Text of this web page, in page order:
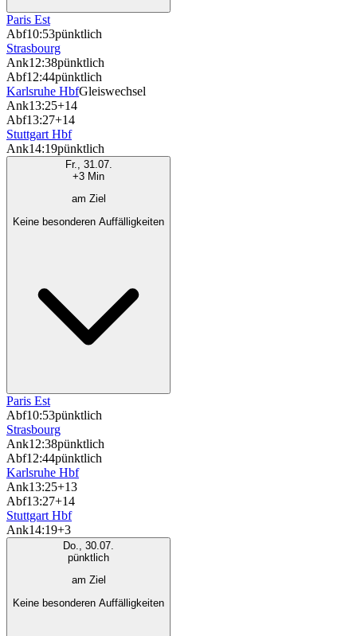
Paris Est
Abf10:53pünktlich
Strasbourg
Ank12:38pünktlich
Abf12:44pünktlich
Karlsruhe HbfGleiswechsel
Ank13:25+14
Abf13:27+14
Stuttgart Hbf
Ank14:19pünktlich
Fr., 31.07.
+3 Min
am Ziel
Keine besonderen Auffälligkeiten
Paris Est
Abf10:53pünktlich
Strasbourg
Ank12:38pünktlich
Abf12:44pünktlich
Karlsruhe Hbf
Ank13:25+13
Abf13:27+14
Stuttgart Hbf
Ank14:19+3
Do., 30.07.
pünktlich
am Ziel
Keine besonderen Auffälligkeiten